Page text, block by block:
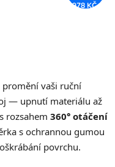
promění vaši ruční
— upnutí materiálu až
rozsahem 360° otáčení
s ochrannou gumou
povrchu.
978 KČ